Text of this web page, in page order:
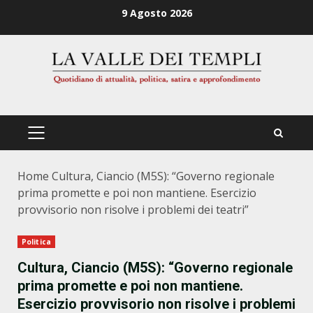
9 Agosto 2026
PRIMÄRES
Home Cultura, Ciancio (M5S): “Governo regionale
prima promette e poi non mantiene. Esercizio
provvisorio non risolve i problemi dei teatri”
Politica
Cultura, Ciancio (M5S): “Governo regionale
prima promette e poi non mantiene.
Esercizio provvisorio non risolve i problemi